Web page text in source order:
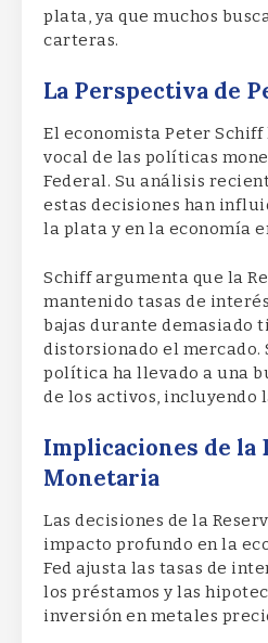
plata, ya que muchos
carteras.
La Perspectiva de
El economista Peter
vocal de las políticas
Federal. Su análisis
estas decisiones han
la plata y en la economía
Schiff argumenta que la
mantenido tasas de
bajas durante demasiado
distorsionado el mercado.
política ha llevado a una
de los activos, incluyendo
Implicaciones de la
Monetaria
Las decisiones de la
impacto profundo en la
Fed ajusta las tasas de
los préstamos y las
inversión en metales